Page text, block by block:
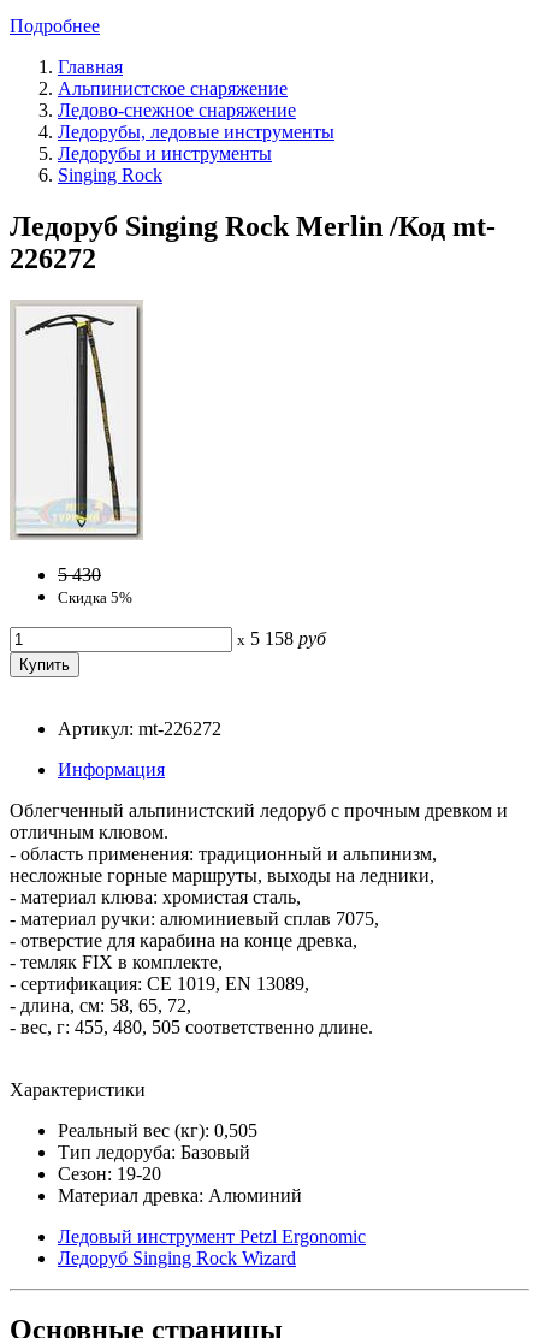
Подробнее
Главная
Альпинистское снаряжение
Ледово-снежное снаряжение
Ледорубы, ледовые инструменты
Ледорубы и инструменты
Singing Rock
Ледоруб Singing Rock Merlin /Код mt-
226272
5 430
Скидка 5%
x 5 158 руб
Артикул: mt-226272
Информация
Облегченный альпинистский ледоруб с прочным древком и
отличным клювом.
- область применения: традиционный и альпинизм,
несложные горные маршруты, выходы на ледники,
- материал клюва: хромистая сталь,
- материал ручки: алюминиевый сплав 7075,
- отверстие для карабина на конце древка,
- темляк FIX в комплекте,
- сертификация: СЕ 1019, EN 13089,
- длина, см: 58, 65, 72,
- вес, г: 455, 480, 505 соответственно длине.
Характеристики
Реальный вес (кг): 0,505
Тип ледоруба: Базовый
Сезон: 19-20
Материал древка: Алюминий
Ледовый инструмент Petzl Ergonomic
Ледоруб Singing Rock Wizard
Основные страницы